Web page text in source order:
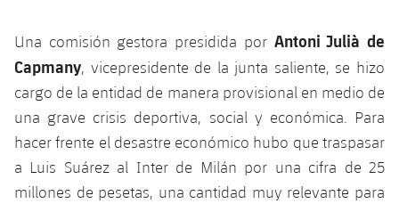
Una comisión gestora presidida por Antoni Julià de
Capmany, vicepresidente de la junta saliente, se hizo
cargo de la entidad de manera provisional en medio de
una grave crisis deportiva, social y económica. Para
hacer frente el desastre económico hubo que traspasar
a Luis Suárez al Inter de Milán por una cifra de 25
millones de pesetas, una cantidad muy relevante para